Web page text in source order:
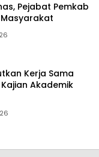
Pejabat Pemkab
Kerja Sama
Akademik